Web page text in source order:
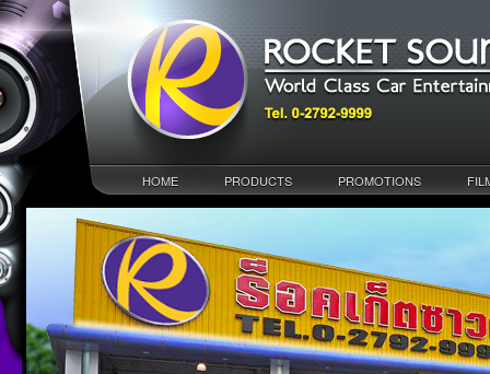
HOME PRODUCTS PROMOTIONS